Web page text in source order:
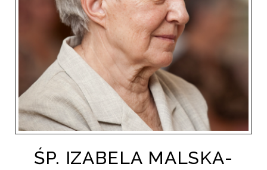
ŚP. IZABELA MALSKA-